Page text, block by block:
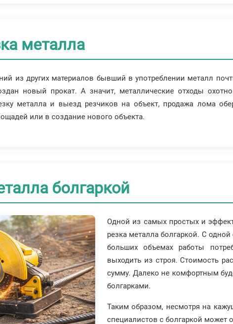
металла
из других материалов бывший в употреблении металл
новый прокат. А значит, металлические отходы
металла и выезд резчиков на объект, продажа лома
или в создание нового объекта.
болгаркой
Одной из самых простых и
резка металла болгаркой. С
больших объемах работы
выходить из строя. Стоимость
сумму. Далеко не комфортным
болгарками.
Таким образом, несмотря на
специалистов с болгаркой может